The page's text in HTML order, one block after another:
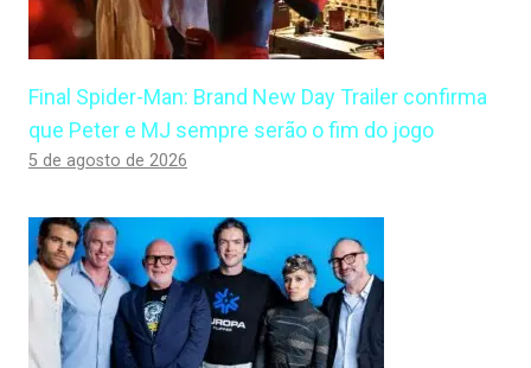
Final Spider-Man: Brand New Day Trailer confirma
que Peter e MJ sempre serão o fim do jogo
5 de agosto de 2026